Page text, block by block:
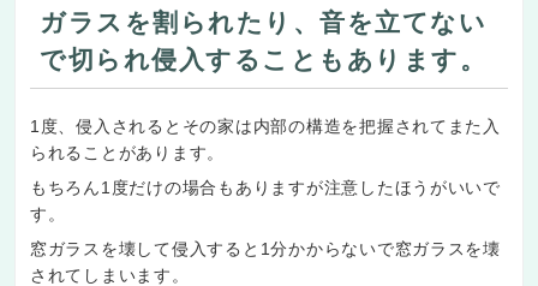
ガラスを割られたり、音を立てない
で切られ侵入することもあります。
1度、侵入されるとその家は内部の構造を把握されてまた入
られることがあります。
もちろん1度だけの場合もありますが注意したほうがいいで
す。
窓ガラスを壊して侵入すると1分かからないで窓ガラスを壊
されてしまいます。